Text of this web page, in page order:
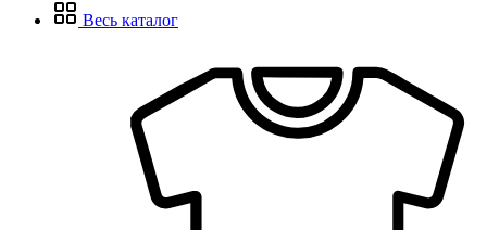
Весь каталог